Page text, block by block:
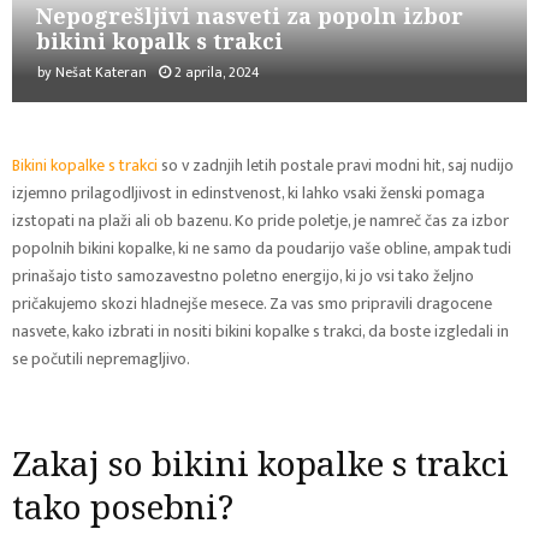
Nepogrešljivi nasveti za popoln izbor
bikini kopalk s trakci
byNešat Kateran 2 aprila, 2024
Bikini kopalke s trakci so v zadnjih letih postale pravi modni hit, saj nudijo
izjemno prilagodljivost in edinstvenost, ki lahko vsaki ženski pomaga
izstopati na plaži ali ob bazenu. Ko pride poletje, je namreč čas za izbor
popolnih bikini kopalke, ki ne samo da poudarijo vaše obline, ampak tudi
prinašajo tisto samozavestno poletno energijo, ki jo vsi tako željno
pričakujemo skozi hladnejše mesece.Za vas smo pripravili dragocene
nasvete, kako izbrati in nositi bikini kopalke s trakci, da boste izgledali in
se počutili nepremagljivo.
Zakaj so bikini kopalke s trakci
tako posebni?